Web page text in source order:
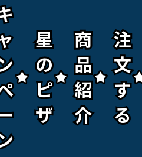
星
の
ピ
ザ
星
の
ピ
ザ
商
品
紹
介
商
品
紹
介
注
文
す
る
注
文
す
る